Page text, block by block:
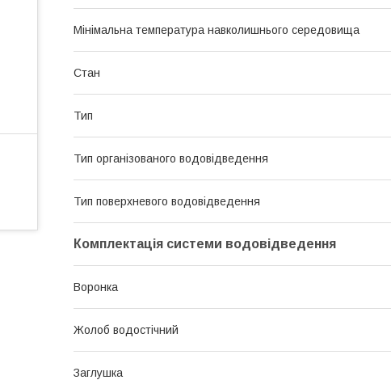
Мінімальна температура навколишнього середовища
Стан
Тип
Тип організованого водовідведення
Тип поверхневого водовідведення
Комплектація системи водовідведення
Воронка
Жолоб водостічний
Заглушка